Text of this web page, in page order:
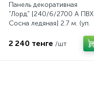
Панель декоративная
"Лорд" [240/6/2700 A ПВХ
Сосна ледяная] 2.7 м. (уп.
2 240 тенге /шт